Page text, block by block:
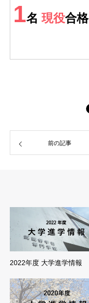
1名 現役合格
前の記事
2022年度 大学進学情報